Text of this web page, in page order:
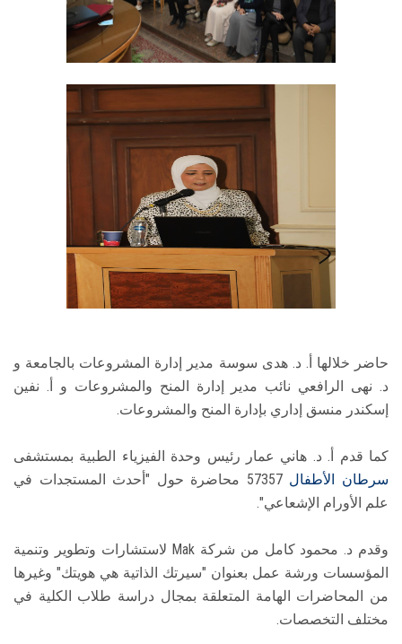
حاضر خلالها أ. د. هدى سوسة مدير إدارة المشروعات بالجامعة و
د. نهى الرافعي نائب مدير إدارة المنح والمشروعات و أ. نفين
إسكندر منسق إداري بإدارة المنح والمشروعات.
كما قدم أ. د. هاني عمار رئيس وحدة الفيزياء الطبية بمستشفى
سرطان الأطفال
57357 محاضرة حول "أحدث المستجدات في
علم الأورام الإشعاعي".
وقدم د. محمود کامل من شركة Mak لاستشارات وتطوير وتنمية
المؤسسات ورشة عمل بعنوان "سيرتك الذاتية هي هويتك" وغيرها
من المحاضرات الهامة المتعلقة بمجال دراسة طلاب الكلية في
مختلف التخصصات.